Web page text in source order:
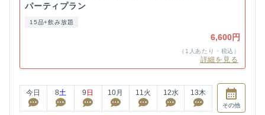
パーティプラン
15品+飲み放題
6,600円
（1人あたり・税込）
詳細を見る
今日 8土 9 日 10月 11 火 12水 13木
その他